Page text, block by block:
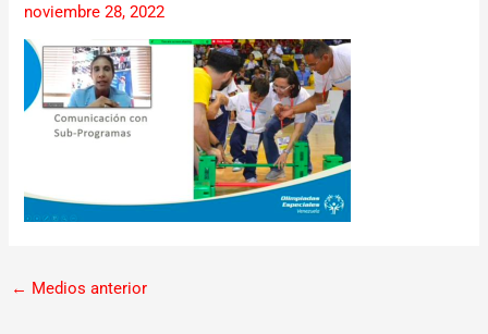
noviembre 28, 2022
← Medios anterior